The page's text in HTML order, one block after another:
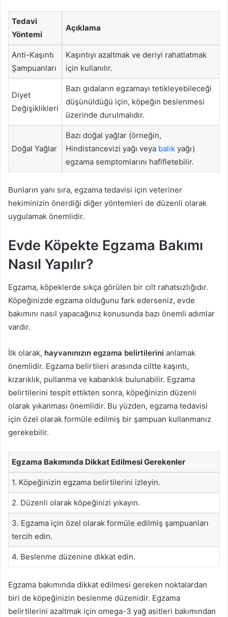
Tedavi
Yöntemi
Açıklama
Anti-Kaşıntı
Şampuanları
Kaşıntıyı azaltmak ve deriyi rahatlatmak
için kullanılır.
Diyet
Değişiklikleri
Bazı gıdaların egzamayı tetikleyebileceği
düşünüldüğü için, köpeğin beslenmesi
üzerinde durulmalıdır.
Doğal Yağlar
Bazı doğal yağlar (örneğin,
Hindistancevizi yağı veya balık yağı)
egzama semptomlarını hafifletebilir.
Bunların yanı sıra, egzama tedavisi için veteriner
hekiminizin önerdiği diğer yöntemleri de düzenli olarak
uygulamak önemlidir.
Evde Köpekte Egzama Bakımı
Nasıl Yapılır?
Egzama, köpeklerde sıkça görülen bir cilt rahatsızlığıdır.
Köpeğinizde egzama olduğunu fark ederseniz, evde
bakımını nasıl yapacağınız konusunda bazı önemli adımlar
vardır.
İlk olarak, hayvanınızın egzama belirtilerini anlamak
önemlidir. Egzama belirtileri arasında ciltte kaşıntı,
kızarıklık, pullanma ve kabarıklık bulunabilir. Egzama
belirtilerini tespit ettikten sonra, köpeğinizin düzenli
olarak yıkanması önemlidir. Bu yüzden, egzama tedavisi
için özel olarak formüle edilmiş bir şampuan kullanmanız
gerekebilir.
Egzama Bakımında Dikkat Edilmesi Gerekenler
1. Köpeğinizin egzama belirtilerini izleyin.
2. Düzenli olarak köpeğinizi yıkayın.
3. Egzama için özel olarak formüle edilmiş şampuanları
tercih edin.
4. Beslenme düzenine dikkat edin.
Egzama bakımında dikkat edilmesi gereken noktalardan
biri de köpeğinizin beslenme düzenidir. Egzama
belirtilerini azaltmak için omega-3 yağ asitleri bakımından